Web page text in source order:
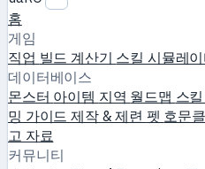
홈
게임
직업 빌드 계산기 스킬 시뮬레이
데이터베이스
몬스터 아이템 지역 월드맵 스
밍 가이드제작 & 제련 펫 호문
고 자료
커뮤니티